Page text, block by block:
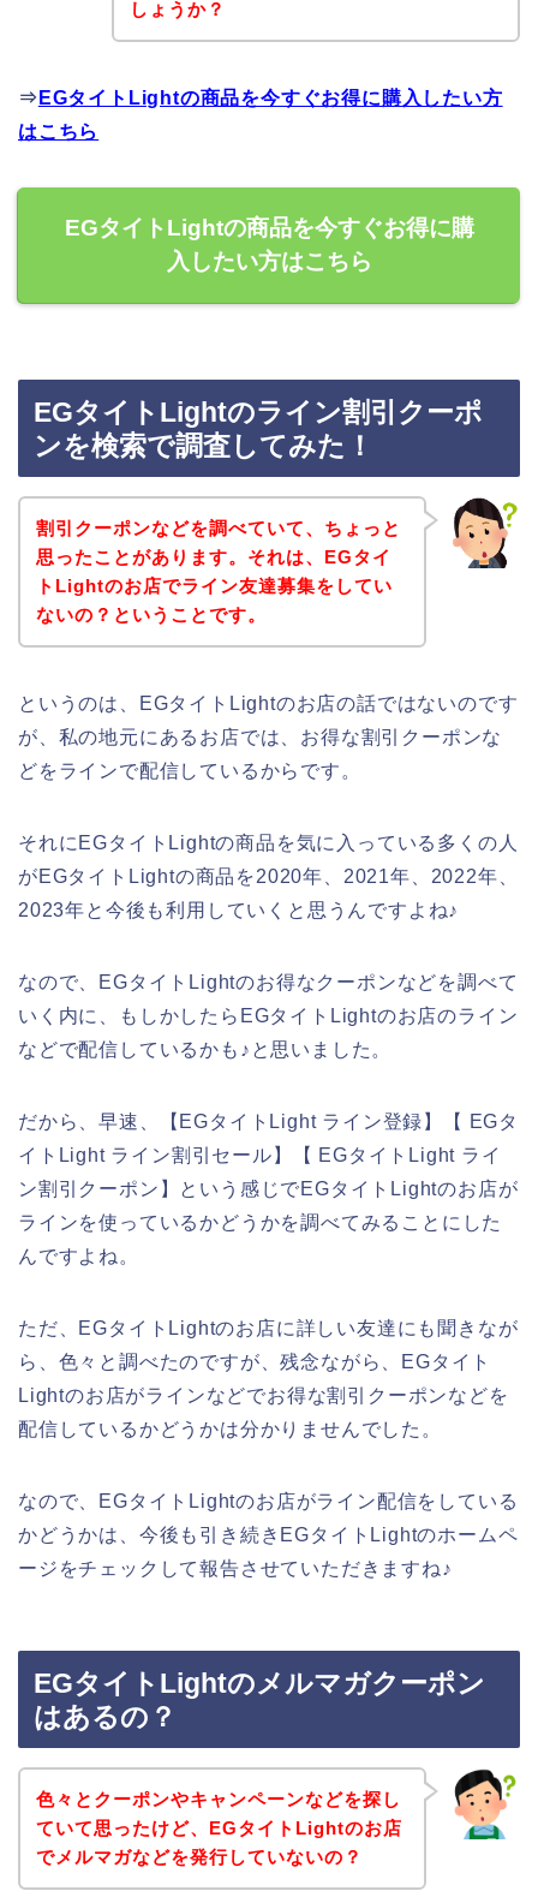
しょうか？
⇒ EGタイトLightの商品を今すぐお得に購入したい方
はこちら
EGタイトLightの商品を今すぐお得に購
入したい方はこちら
EGタイトLightのライン割引クーポ
ンを検索で調査してみた！
割引クーポンなどを調べていて、ちょっと
思ったことがあります。それは、EGタイ
トLightのお店でライン友達募集をしてい
ないの？ということです。
というのは、EGタイトLightのお店の話ではないのです
が、私の地元にあるお店では、お得な割引クーポンな
どをラインで配信しているからです。
それにEGタイトLightの商品を気に入っている多くの人
がEGタイトLightの商品を2020年、2021年、2022年、
2023年と今後も利用していくと思うんですよね♪
なので、EGタイトLightのお得なクーポンなどを調べて
いく内に、もしかしたらEGタイトLightのお店のライン
などで配信しているかも♪と思いました。
だから、早速、【EGタイトLight ライン登録】【 EGタ
イトLight ライン割引セール】【 EGタイトLight ライ
ン割引クーポン】という感じでEGタイトLightのお店が
ラインを使っているかどうかを調べてみることにした
んですよね。
ただ、EGタイトLightのお店に詳しい友達にも聞きなが
ら、色々と調べたのですが、残念ながら、EGタイト
Lightのお店がラインなどでお得な割引クーポンなどを
配信しているかどうかは分かりませんでした。
なので、EGタイトLightのお店がライン配信をしている
かどうかは、今後も引き続きEGタイトLightのホームペ
ージをチェックして報告させていただきますね♪
EGタイトLightのメルマガクーポン
はあるの？
色々とクーポンやキャンペーンなどを探し
ていて思ったけど、EGタイトLightのお店
でメルマガなどを発行していないの？